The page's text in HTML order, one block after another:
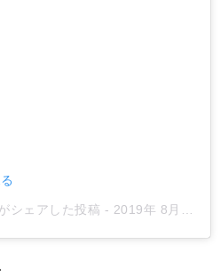
シェアした投稿 - 2019年 8月月3日午後3時39分PDT